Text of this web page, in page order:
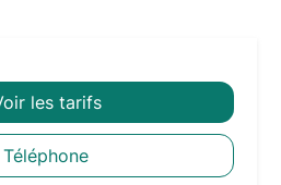
les tarifs
Téléphone